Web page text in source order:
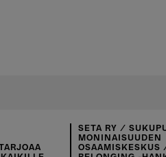
SETA RY /
MONINAISUUDEN
OSAAMISKESKUS